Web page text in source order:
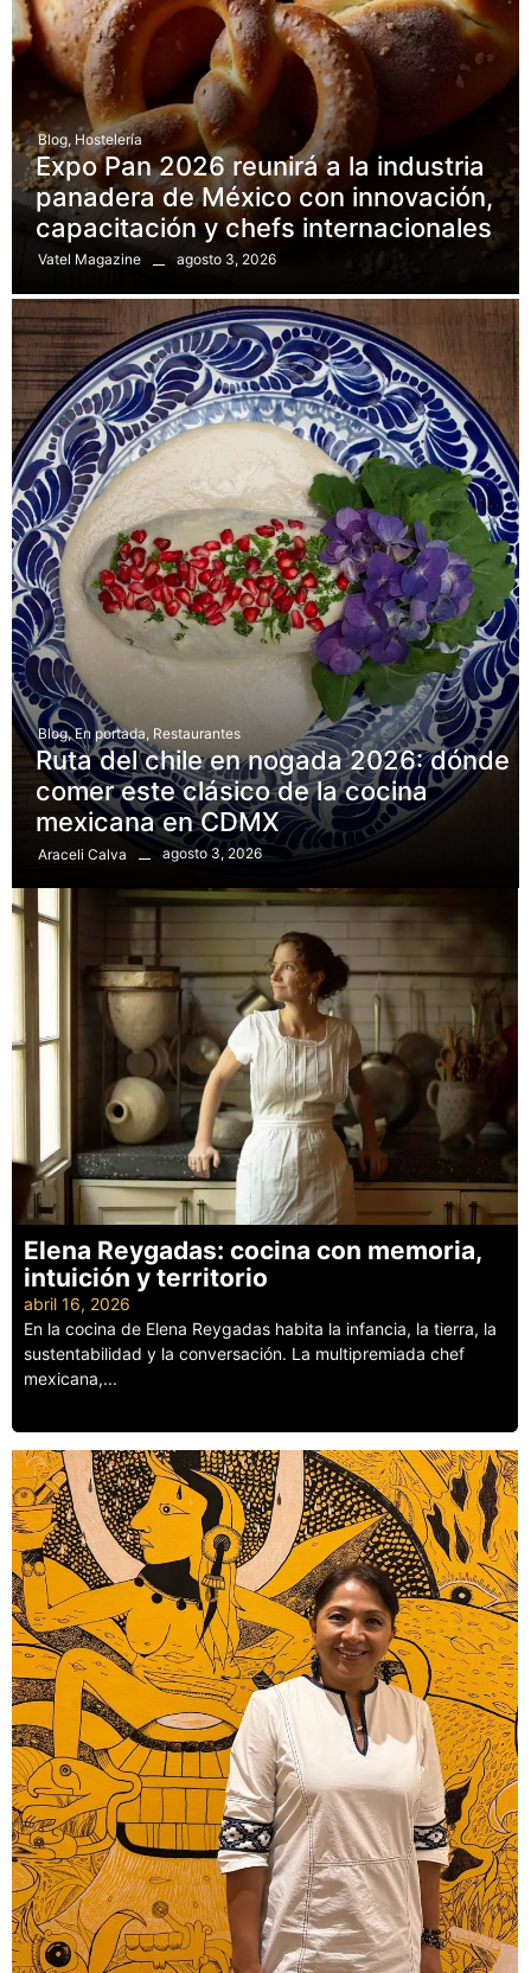
Blog, Hostelería
Expo Pan 2026 reunirá a la industria
panadera de México con innovación,
capacitación y chefs internacionales
Vatel Magazine agosto 3, 2026
Blog, En portada Restaurantes
Ruta del chile en nogada 2026: dónde
comer este clásico de la cocina
mexicana en CDMX
Araceli Calva agosto 3, 2026
Elena Reygadas: cocina con memoria,
intuición y territorio
abril 16, 2026
En la cocina de Elena Reygadas habita la infancia, la tierra, la
sustentabilidad y la conversación. La multipremiada chef
mexicana,...